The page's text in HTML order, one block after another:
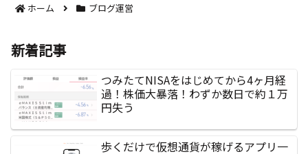
ホーム ブログ運営
新着記事
つみたてNISAをはじめてから4ヶ月経
過！株価大暴落！わずか数日で約１万
円失う
歩くだけで仮想通貨が稼げるアプリ一